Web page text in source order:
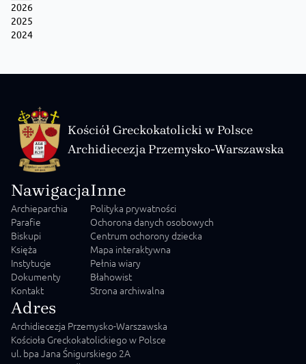
2026
2025
2024
Kościół Greckokatolicki w Polsce
Archidiecezja Przemysko-Warszawska
Nawigacja
Archieparchia
Parafie
Biskupi
Księża
Instytucje
Dokumenty
Kontakt
Inne
Polityka prywatności
Ochorona danych osobowych
Centrum ochorony dziecka
Mapa interaktywna
Pełnia wiary
Błahowist
Strona archiwalna
Adres
Archidiecezja Przemysko-Warszawska
Kościoła Greckokatolickiego w Polsce
ul. bpa Jana Śnigurskiego 2A